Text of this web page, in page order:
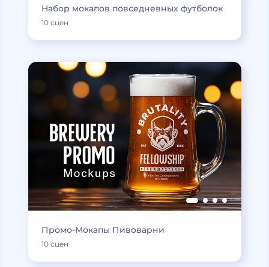
Набор мокапов повседневных футболок
10 сцен
Промо-Мокапы Пивоварни
10 сцен